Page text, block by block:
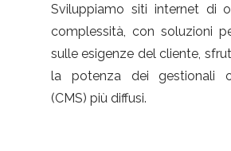
Sviluppiamo siti internet di
complessità, con soluzioni
sulle esigenze del cliente,
la potenza dei gestionali
(CMS) più diffusi.